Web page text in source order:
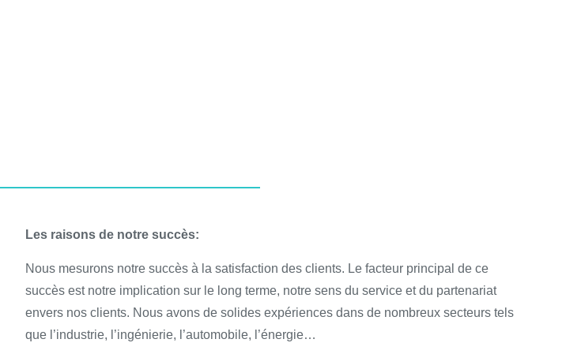
Les raisons de notre succès:
Nous mesurons notre succès à la satisfaction des clients. Le facteur principal de ce
succès est notre implication sur le long terme, notre sens du service et du partenariat
envers nos clients. Nous avons de solides expériences dans de nombreux secteurs tels
que l’industrie, l’ingénierie, l’automobile, l’énergie…